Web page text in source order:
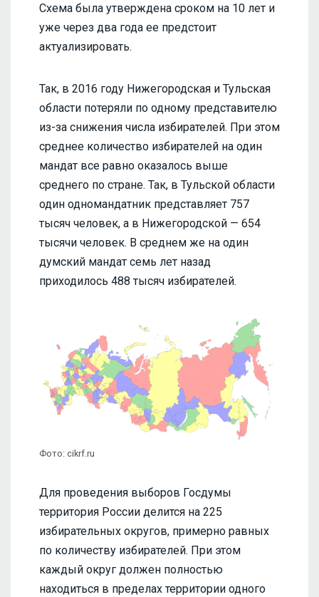
Схема была утверждена сроком на 10 лет и
уже через два года ее предстоит
актуализировать.
Так, в 2016 году Нижегородская и Тульская
области потеряли по одному представителю
из-за снижения числа избирателей. При этом
среднее количество избирателей на один
мандат все равно оказалось выше
среднего по стране. Так, в Тульской области
один одномандатник представляет 757
тысяч человек, а в Нижегородской — 654
тысячи человек. В среднем же на один
думский мандат семь лет назад
приходилось 488 тысяч избирателей.
Фото: cikrf.ru
Для проведения выборов Госдумы
территория России делится на 225
избирательных округов, примерно равных
по количеству избирателей. При этом
каждый округ должен полностью
находиться в пределах территории одного